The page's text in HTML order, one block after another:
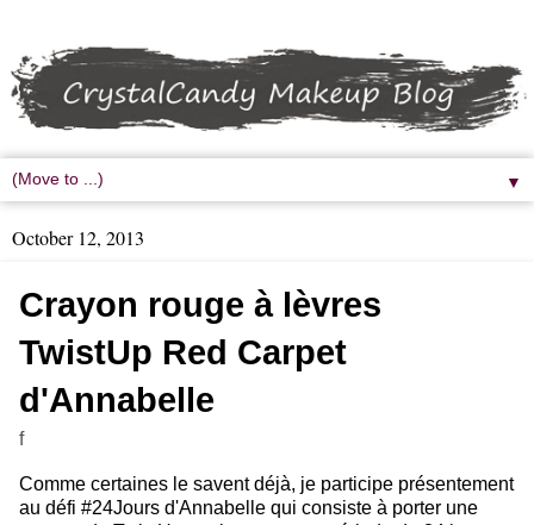
▼
October 12, 2013
Crayon rouge à lèvres
TwistUp Red Carpet
d'Annabelle
f
Comme certaines le savent déjà, je participe présentement
au défi #24Jours d'Annabelle qui consiste à porter une